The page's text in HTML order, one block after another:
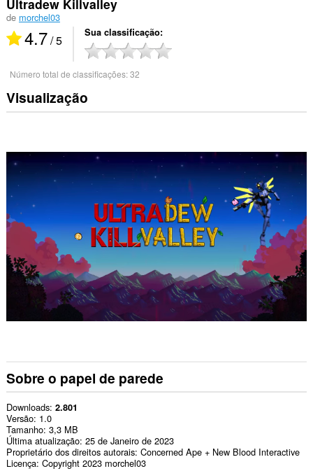
Ultradew Killvalley
de morchel03
4.7/ 5 Sua classificação
Número total de classificações:32
Visualização
Sobre o papel de parede
Downloads 2.801
Versão 1.0
Tamanho 3,3 MB
Última atualização 25 de Janeiro de 2023
Proprietário dos direitos autorais Concerned Ape + New Blood Interactive
Licença Copyright 2023 morchel03